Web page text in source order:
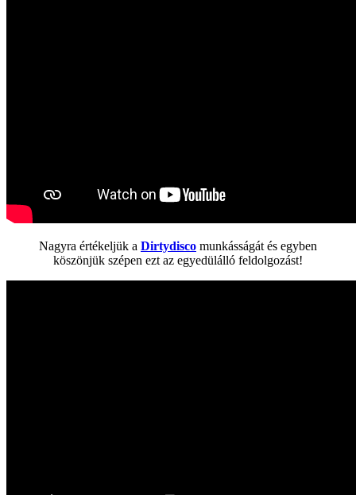
Nagyra értékeljük a Dirtydisco munkásságát és egyben
köszönjük szépen ezt az egyedülálló feldolgozást!